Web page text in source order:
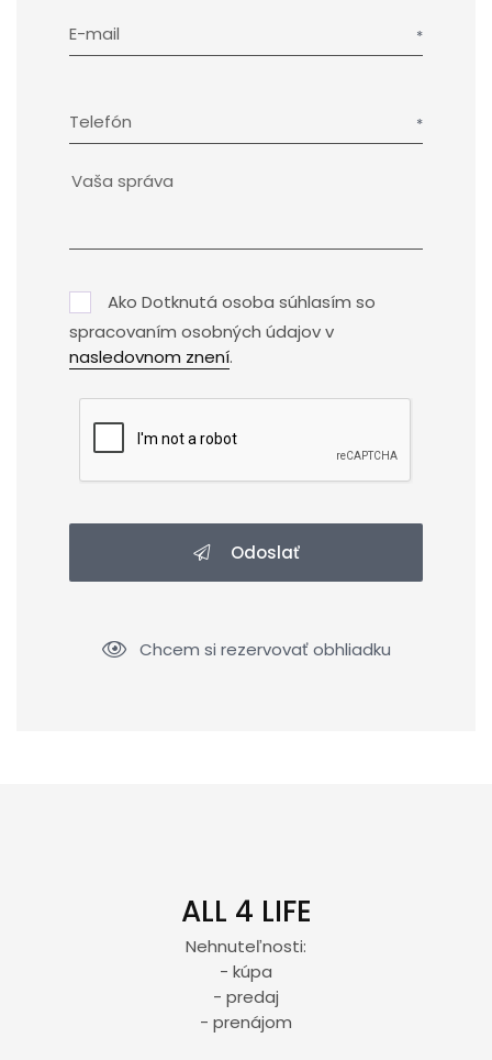
E-mail
Telefón
Ako Dotknutá osoba súhlasím so
spracovaním osobných údajov v
nasledovnom znení.
Odoslať
Chcem si rezervovať obhliadku
ALL 4 LIFE
Nehnuteľnosti:
- kúpa
- predaj
- prenájom